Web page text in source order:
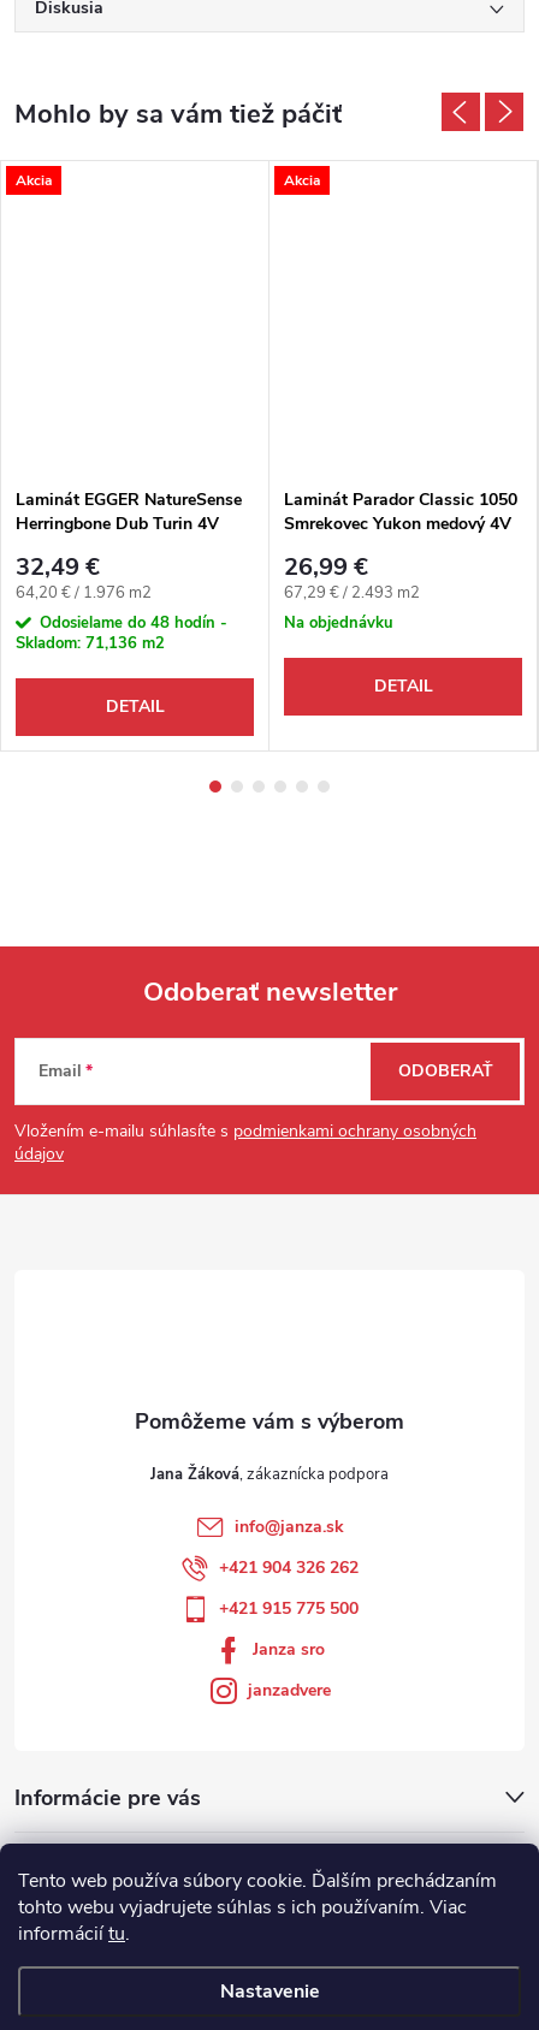
Tento web používa súbory cookie. Ďalším prechádzaním
tohto webu vyjadrujete súhlas s ich používaním. Viac
informáciítu.
Nastavenie
Diskusia
Akcia
Laminát EGGER NatureSense
Herringbone Dub Turin 4V
32,49 €
Jednotková cena:
64,20 € / 1.976 m2
Odosielame do 48 hodín -
Skladom: 71,136 m2
DETAIL
Akcia
Laminát Parador Classic 1050
Smrekovec Yukon medový 4V
26,99 €
Jednotková cena:
67,29 € / 2.493 m2
Na objednávku
DETAIL
Zápätie
Odoberať newsletter
Email
Vložením e-mailu súhlasíte s podmienkami ochrany osobných
údajov
ODOBERAŤ
Informácie pre vás
Jana Žáková
info@janza.sk
+421 904 326 262
+421 915 775 500
Janza sro
janzadvere
Showroom